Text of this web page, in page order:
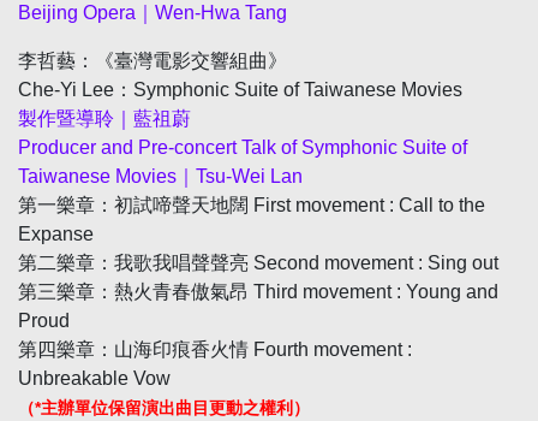
Beijing Opera
Wen-Hwa Tang
李哲藝：《臺灣電影交響組曲》
Che-Yi Lee ： Symphonic Suite of Taiwanese Movies
製作暨導聆｜藍祖蔚
Producer and Pre-concert Talk of Symphonic Suite of
Taiwanese Movies
Tsu-Wei Lan
第一樂章：初試啼聲天地闊 First movement : Call to the
Expanse
第二樂章：我歌我唱聲聲亮 Second movement : Sing out
第三樂章：熱火青春傲氣昂 Third movement : Young and
Proud
第四樂章：山海印痕香火情 Fourth movement :
Unbreakable Vow
（*主辦單位保留演出曲目更動之權利）